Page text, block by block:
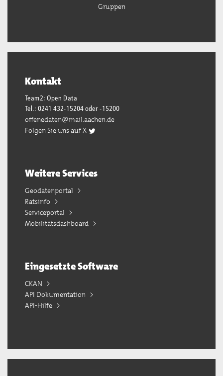
Gruppen
Kontakt
Team2: Open Data
Tel.: 0241 432-15204 oder -15200
offenedaten@mail.aachen.de
Folgen Sie uns auf X
Weitere Services
Geodatenportal
Ratsinfo
Serviceportal
Mobilitätsdashboard
Eingesetzte Software
CKAN
API Dokumentation
API-Hilfe